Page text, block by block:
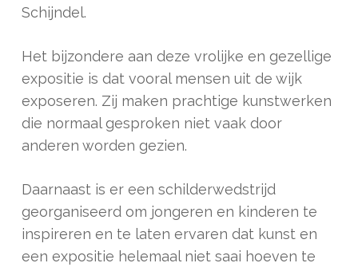
Schijndel.
Het bijzondere aan deze vrolijke en gezellige
expositie is dat vooral mensen uit de wijk
exposeren. Zij maken prachtige kunstwerken
die normaal gesproken niet vaak door
anderen worden gezien.
Daarnaast is er een schilderwedstrijd
georganiseerd om jongeren en kinderen te
inspireren en te laten ervaren dat kunst en
een expositie helemaal niet saai hoeven te